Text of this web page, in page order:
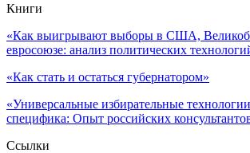
Книги
«Как выигрывают выборы в США,
евросоюзе: анализ политических
«Как стать и остаться губернатором»
«Универсальные избирательные
специфика: Опыт российских
Ссылки